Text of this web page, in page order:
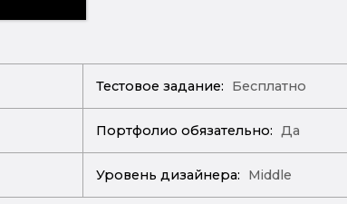
Тестовое задание: Бесплатно
Портфолио обязательно: Да
Уровень дизайнера: Middle